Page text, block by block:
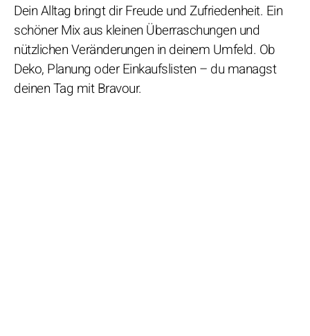
Dein Alltag bringt dir Freude und Zufriedenheit. Ein
schöner Mix aus kleinen Überraschungen und
nützlichen Veränderungen in deinem Umfeld. Ob
Deko, Planung oder Einkaufslisten – du managst
deinen Tag mit Bravour.